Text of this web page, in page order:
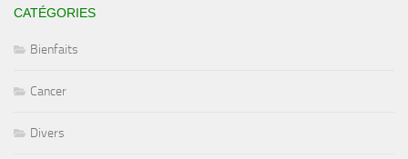
CATÉGORIES
Bienfaits
Cancer
Divers